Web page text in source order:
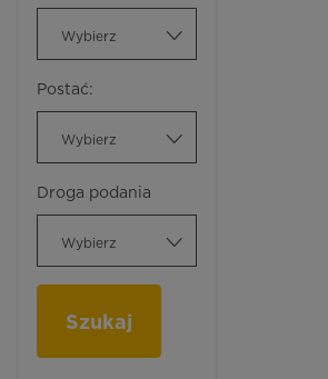
Wybierz
Postać:
Wybierz
Droga podania
Wybierz
Szukaj